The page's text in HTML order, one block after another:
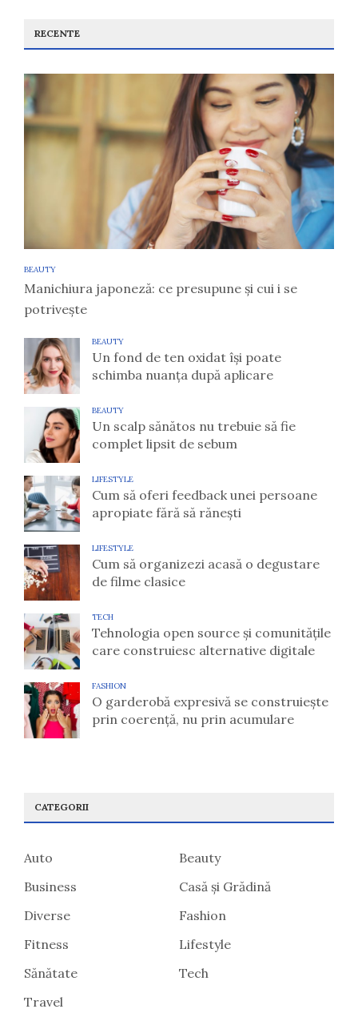
RECENTE
BEAUTY
Manichiura japoneză: ce presupune și cui i se
potrivește
BEAUTY
Un fond de ten oxidat își poate
schimba nuanța după aplicare
BEAUTY
Un scalp sănătos nu trebuie să fie
complet lipsit de sebum
LIFESTYLE
Cum să oferi feedback unei persoane
apropiate fără să rănești
LIFESTYLE
Cum să organizezi acasă o degustare
de filme clasice
TECH
Tehnologia open source și comunitățile
care construiesc alternative digitale
FASHION
O garderobă expresivă se construiește
prin coerență, nu prin acumulare
CATEGORII
Auto
Beauty
Business
Casă și Grădină
Diverse
Fashion
Fitness
Lifestyle
Sănătate
Tech
Travel